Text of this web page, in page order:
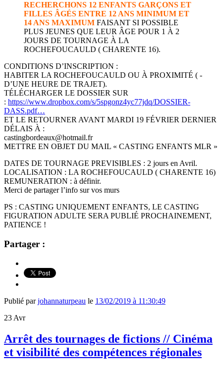
RECHERCHONS 12 ENFANTS GARÇONS ET
FILLES ÂGÉS ENTRE 12 ANS MINIMUM ET
14 ANS MAXIMUM FAISANT SI POSSIBLE
PLUS JEUNES QUE LEUR ÂGE POUR 1 À 2
JOURS DE TOURNAGE À LA
ROCHEFOUCAULD ( CHARENTE 16).
CONDITIONS D’INSCRIPTION :
HABITER LA ROCHEFOUCAULD OU À PROXIMITÉ ( -
D’UNE HEURE DE TRAJET).
TÉLÉCHARGER LE DOSSIER SUR
: https://www.dropbox.com/s/5spgonz4yc77jdq/DOSSIER-
DASS.pdf…
ET LE RETOURNER AVANT MARDI 19 FÉVRIER DERNIER
DÉLAIS À :
castingbordeaux@hotmail.fr
METTRE EN OBJET DU MAIL « CASTING ENFANTS MLR »
DATES DE TOURNAGE PREVISIBLES : 2 jours en Avril.
LOCALISATION : LA ROCHEFOUCAULD ( CHARENTE 16)
REMUNERATION : à définir.
Merci de partager l’info sur vos murs
PS : CASTING UNIQUEMENT ENFANTS, LE CASTING
FIGURATION ADULTE SERA PUBLIÉ PROCHAINEMENT,
PATIENCE !
Partager :
Publié parjohannaturpeau le 13/02/2019 à 11:30:49
23 Avr
Arrêt des tournages de fictions // Cinéma
et visibilité des compétences régionales